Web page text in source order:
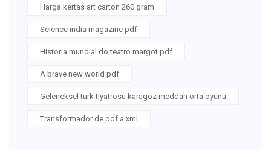
Harga kertas art carton 260 gram
Science india magazine pdf
Historia mundial do teatro margot pdf
A brave new world pdf
Geleneksel türk tiyatrosu karagöz meddah orta oyunu
Transformador de pdf a xml